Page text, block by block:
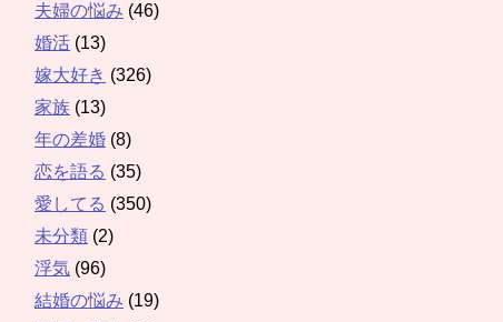
夫婦の悩み (46)
婚活 (13)
嫁大好き (326)
家族 (13)
年の差婚 (8)
恋を語る (35)
愛してる (350)
未分類 (2)
浮気 (96)
結婚の悩み (19)